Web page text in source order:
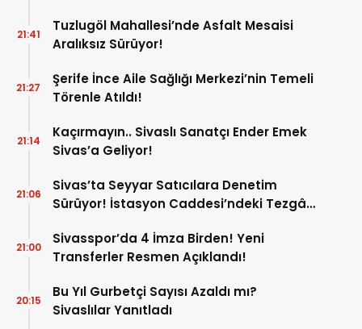
Tuzlugöl Mahallesi’nde Asfalt Mesaisi
Aralıksız Sürüyor!
21:41
Şerife İnce Aile Sağlığı Merkezi’nin Temeli
Törenle Atıldı!
21:27
Kaçırmayın.. Sivaslı Sanatçı Ender Emek
Sivas’a Geliyor!
21:14
Sivas’ta Seyyar Satıcılara Denetim
Sürüyor! İstasyon Caddesi’ndeki Tezgâh
21:06
Sivasspor’da 4 İmza Birden! Yeni
Transferler Resmen Açıklandı!
21:00
Bu Yıl Gurbetçi Sayısı Azaldı mı?
Sivaslılar Yanıtladı
20:15